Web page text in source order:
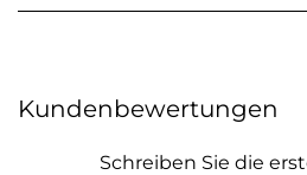
Kundenbewertungen
Schreiben Sie die